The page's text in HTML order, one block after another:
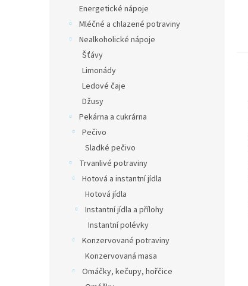
Energetické nápoje
Mléčné a chlazené potraviny
Nealkoholické nápoje
Šťávy
Limonády
Ledové čaje
Džusy
Pekárna a cukrárna
Pečivo
Sladké pečivo
Trvanlivé potraviny
Hotová a instantní jídla
Hotová jídla
Instantní jídla a přílohy
Instantní polévky
Konzervované potraviny
Konzervovaná masa
Omáčky, kečupy, hořčice